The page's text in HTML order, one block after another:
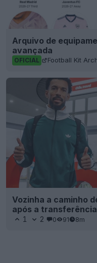
Arquivo de
avançada
OFICIAL Football Kit
Vozinha a caminho
após a
1 2 0 91 8m